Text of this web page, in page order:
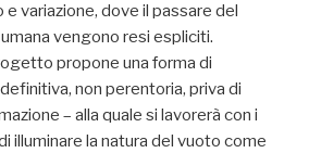
variazione, dove il passare del
vengono resi espliciti.
propone una forma di
non perentoria, priva di
– alla quale si lavorerà con i
illuminare la natura del vuoto come